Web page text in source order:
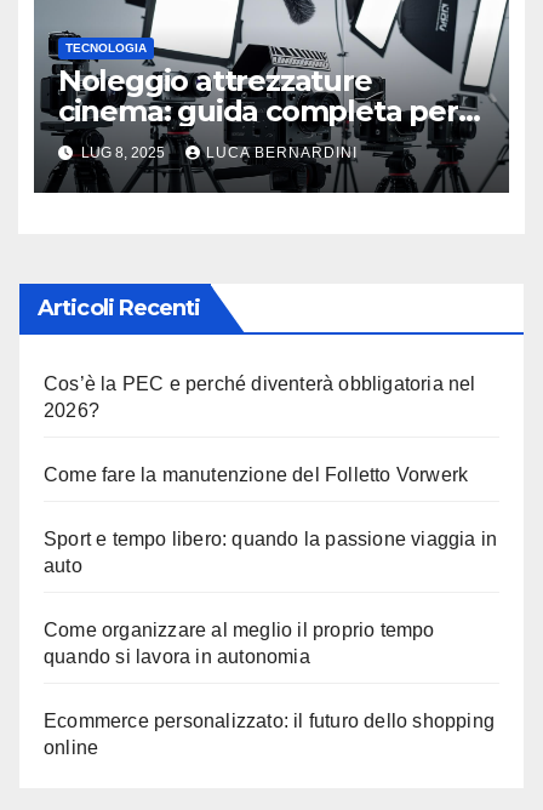
TECNOLOGIA
Noleggio attrezzature
cinema: guida completa per
una produzione di qualità
LUG 8, 2025 LUCA BERNARDINI
Articoli Recenti
Cos’è la PEC e perché diventerà obbligatoria nel
2026?
Come fare la manutenzione del Folletto Vorwerk
Sport e tempo libero: quando la passione viaggia in
auto
Come organizzare al meglio il proprio tempo
quando si lavora in autonomia
Ecommerce personalizzato: il futuro dello shopping
online